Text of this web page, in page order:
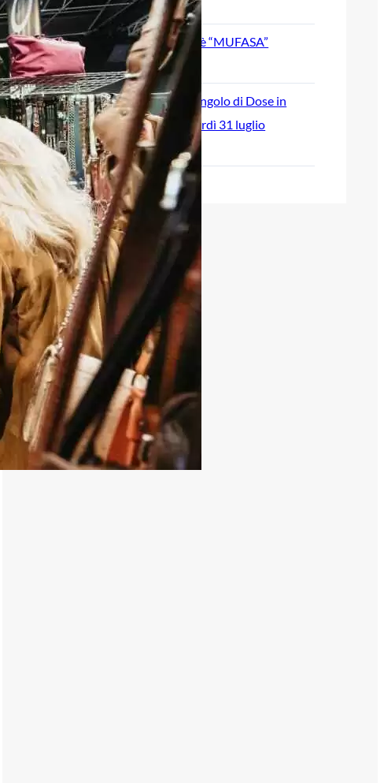
August 5, 2026
SVOSIL: il nuovo singolo è “MUFASA”
July 30, 2026
“Break Time” è il nuovo singolo di Dose in
radio e in digitale da venerdì 31 luglio
July 28, 2026